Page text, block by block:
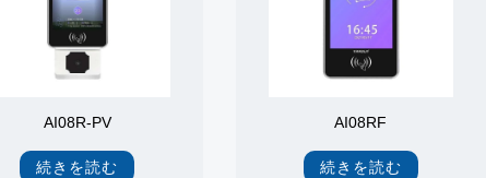
AI08R-PV
続きを読む
AI08RF
続きを読む